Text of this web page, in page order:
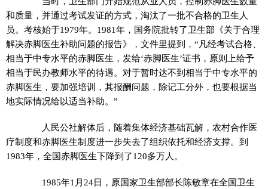
和质量，并通过考试发证的方式，淘汰了一批不合格的卫生人
员。考核始于1979年。1981年，国务院批转了卫生部《关于合理
解决赤脚医生补助问题的报告》，文件里提到，“凡经考试合格、
相当于中专水平的赤脚医生，发给‘赤脚医生’证书，原则上给予
相当于民办教师水平的待遇。对于暂时达不到相当于中专水平的
赤脚医生，要加强培训，其报酬问题，除记工分外，也要根据当
地实际情况给以适当补助。”
人民公社解体后，随着集体经济基础瓦解，农村合作医
疗制度和赤脚医生制度进一步失去了组织依托和经济支撑。到
1983年，全国赤脚医生下降到了120多万人。
1985年1月24日，原国家卫生部部长陈敏章在全国卫生